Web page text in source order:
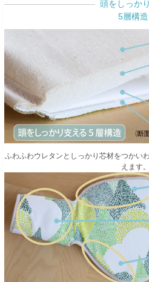
頭をしっか
5層構造
ふわふわウレタンとしっかり芯材をつかい
えます。